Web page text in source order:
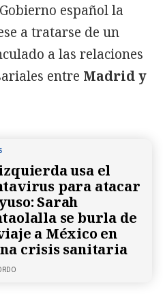
español la
a tratarse de un
a las relaciones
entre Madrid y
usa el
para atacar
Sarah
se burla de
a México en
crisis sanitaria